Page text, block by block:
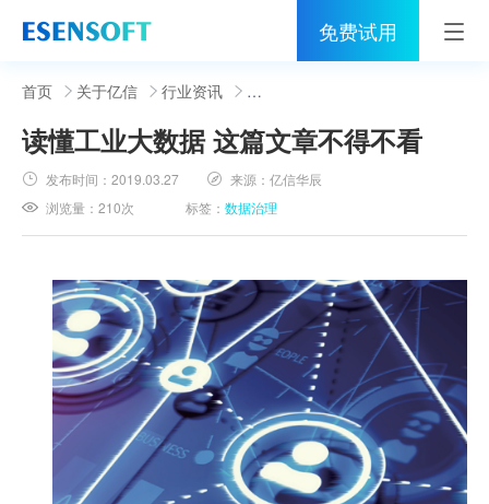
免费试用
首页
睿治
解决方案
伙伴
服务
关于亿信
400-0011-866
首页 关于亿信 行业资讯
读懂工业大数据 这篇文章不得不看
发布时间：2019.03.27 来源：亿信华辰
浏览量：210次 标签：数据治理